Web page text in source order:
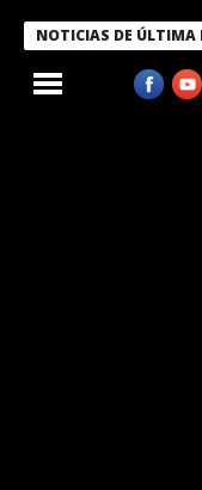
NOTICIAS DE ÚLTIMA
condecora a